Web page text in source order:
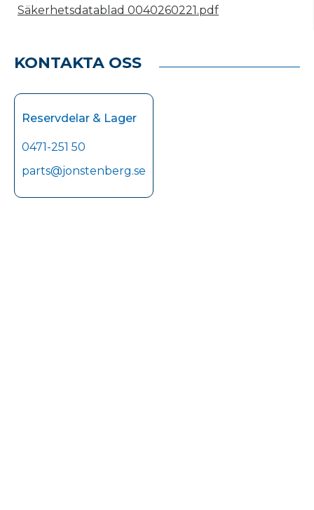
Säkerhetsdatablad 0040260221.pdf
KONTAKTA OSS
Reservdelar & Lager
0471-251 50
parts@jonstenberg.se